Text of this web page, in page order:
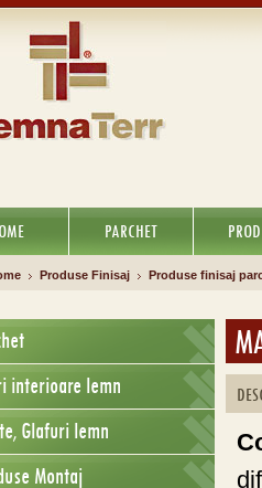
PARCHET
Produse Finisaj Produse finisaj
interioare lemn
Glafuri lemn
Montaj